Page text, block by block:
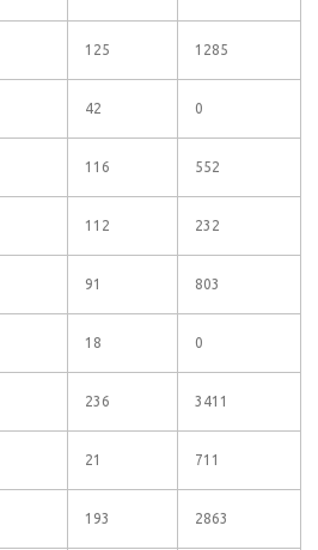
125 1285
42 0
116 552
112 232
91 803
18 0
236 3411
21 711
193 2863